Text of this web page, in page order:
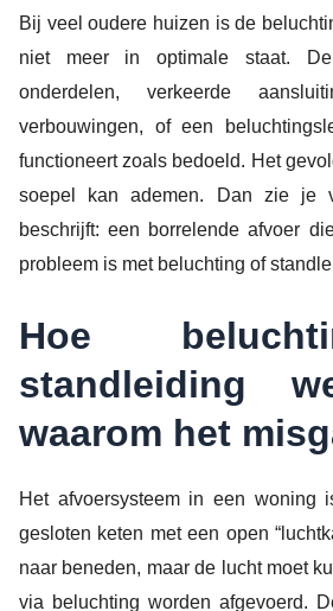
Bij veel oudere huizen is de
niet meer in optimale staat.
onderdelen, verkeerde
verbouwingen, of een
functioneert zoals bedoeld. Het
soepel kan ademen. Dan zie je
beschrijft: een borrelende afvoer
probleem is met beluchting of
Hoe
standleiding
waarom het
Het afvoersysteem in een woning
gesloten keten met een open
naar beneden, maar de lucht moet
via beluchting worden afgevoerd.